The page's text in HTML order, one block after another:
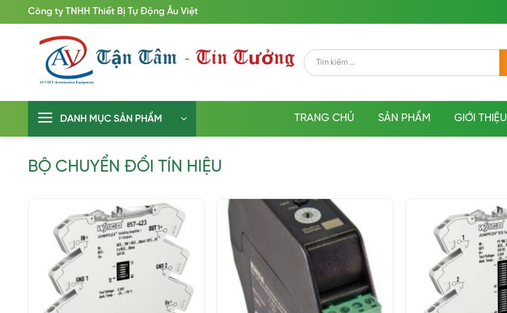
qua
Công ty TNHH Thiết Bị Tự Động Âu Việt
Tìm
kiếm:
DANH MỤC SẢN PHẨM TRANG CHỦ SẢN PHẨM GIỚI THIỆU
BỘ CHUYỂN ĐỔI TÍN HIỆU